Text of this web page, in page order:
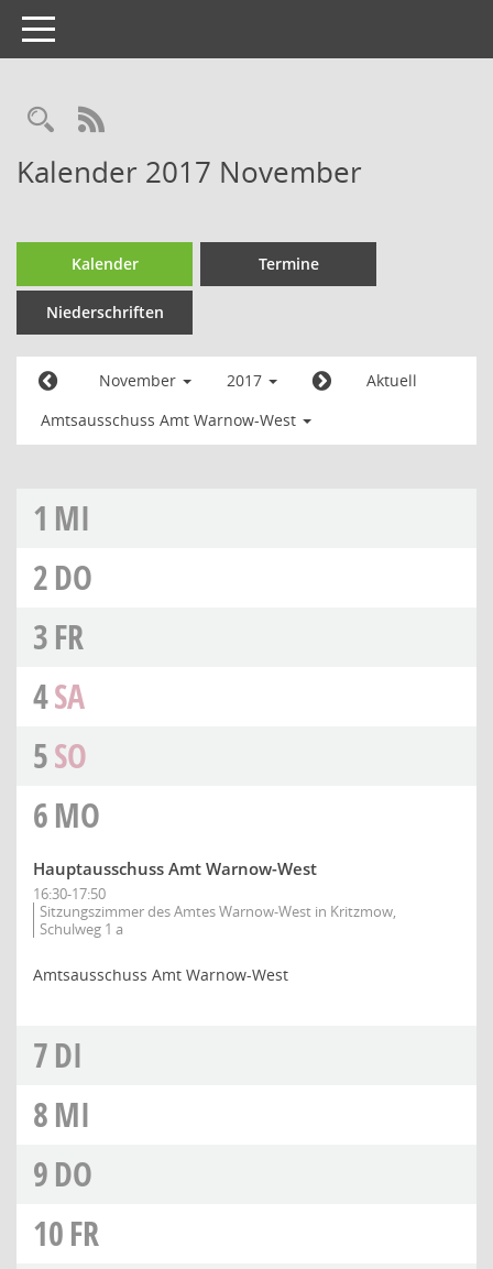
Toggle
navigation
Kalender 2017 November
Kalender Termine
Niederschriften
November 2017
Aktuell
Amtsausschuss Amt Warnow-West
1 MI
2DO
3FR
4SA
5SO
6MO
Hauptausschuss Amt Warnow-West
16:30-17:50
Sitzungszimmer des Amtes Warnow-West in Kritzmow,
Schulweg 1 a
Amtsausschuss Amt Warnow-West
7DI
8MI
9DO
10FR